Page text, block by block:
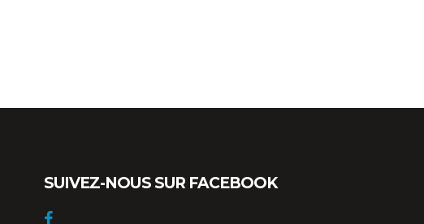
SUIVEZ-NOUS SUR FACEBOOK